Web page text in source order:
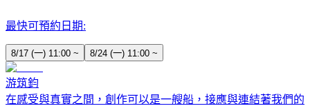
最快可預約日期:
8/17 (一) 11:00 ~ 8/24 (一) 11:00 ~
游筑鈞
在感受與真實之間，創作可以是一艘船，接應與連結著我們的